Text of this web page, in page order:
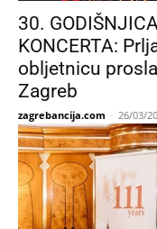
30.
KONCERTA:
obljetnicu
Zagreb
zagrebancija.com - 26/03/